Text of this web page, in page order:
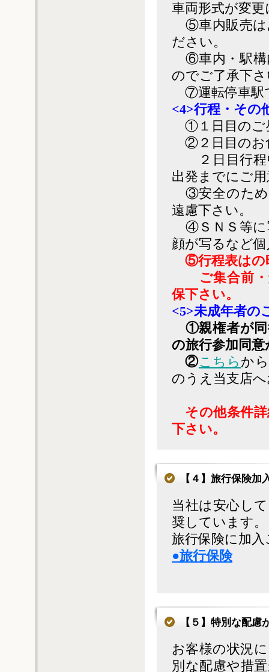
車両形式が変
⑤車内販売は
ださい。
⑥車内・駅構
のでご了承下
⑦運転停車駅
<4>行程・その
①１日目のご
②２日目のお
２日目行程
出発までにご
③安全のため
遠慮下さい。
④ＳＮＳ等に
顔が写るなど
⑤行程表はの
ご集合前・
保下さい。
<5>未成年者の
①親権者が同
の旅行参加同
②こちら か
のうえ当支店
その他条件
下さい。
【４】旅行保険加
当社は安心し
奨しています。
旅行保険に加
●旅行保険
【５】特別な配慮
お客様の状況
別な配慮や措